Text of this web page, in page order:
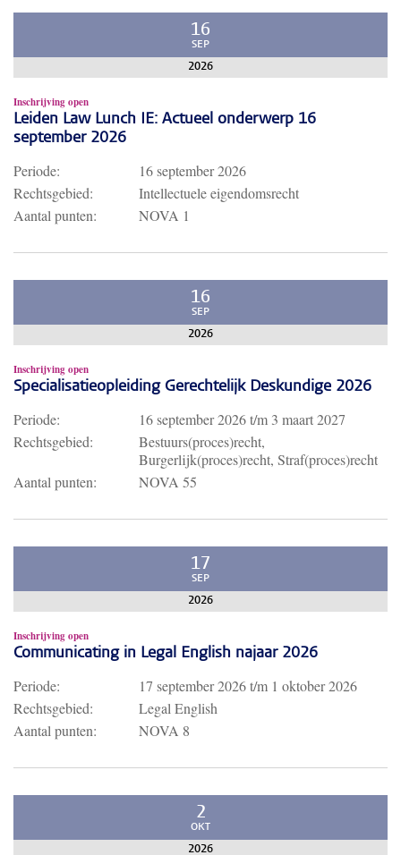
16
SEP
2026
Inschrijving open
Leiden Law Lunch IE: Actueel onderwerp 16
september 2026
Periode:
16 september 2026
Rechtsgebied:
Intellectuele eigendomsrecht
Aantal punten:
NOVA 1
16
SEP
2026
Inschrijving open
Specialisatieopleiding Gerechtelijk Deskundige 2026
Periode: 16 september 2026t/m 3 maart 2027
Rechtsgebied:
Bestuurs(proces)recht,
Burgerlijk(proces)recht, Straf(proces)recht
Aantal punten:
NOVA 55
17
SEP
2026
Inschrijving open
Communicating in Legal English najaar 2026
Periode: 17 september 2026t/m 1 oktober 2026
Rechtsgebied:
Legal English
Aantal punten:
NOVA 8
2
OKT
2026